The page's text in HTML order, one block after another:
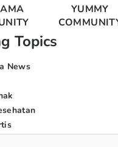
YUMMY
Topics
News